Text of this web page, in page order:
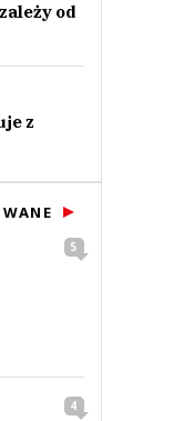
od
z
5
4